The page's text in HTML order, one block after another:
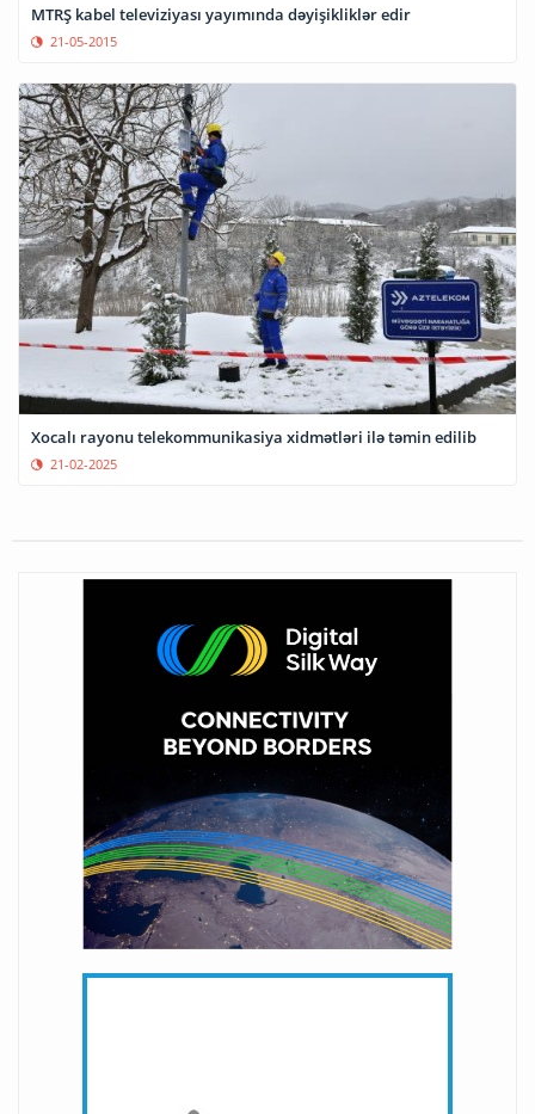
MTRŞ kabel televiziyası yayımında dəyişikliklər edir
21-05-2015
Xocalı rayonu telekommunikasiya xidmətləri ilə təmin edilib
21-02-2025